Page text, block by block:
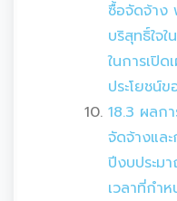
ซื้อจัดจ้าง
บริสุทธิ์ใจ
ในการเปิ
ประโยชน์
18.3 ผลก
จัดจ้างแล
ปีงบประม
เวลาที่กำ